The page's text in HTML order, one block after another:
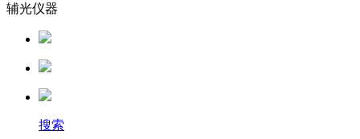
辅光仪器
搜索